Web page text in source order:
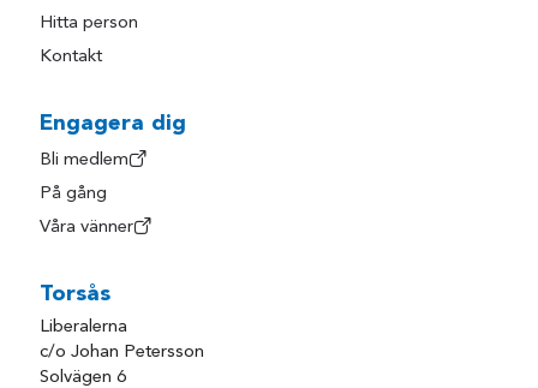
Hitta person
Kontakt
Engagera dig
Bli medlem
På gång
Våra vänner
Torsås
Liberalerna
c/o Johan Petersson
Solvägen 6